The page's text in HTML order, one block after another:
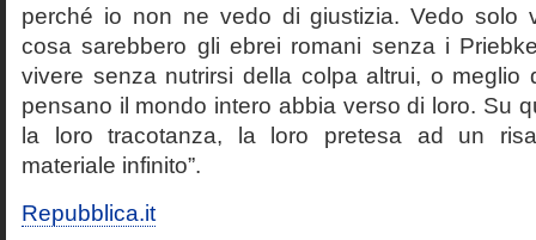
perché io non ne vedo di giustizia. Vedo solo
cosa sarebbero gli ebrei romani senza i
vivere senza nutrirsi della colpa altrui, o meglio
pensano il mondo intero abbia verso di loro. Su
la loro tracotanza, la loro pretesa ad un
materiale infinito”.
Repubblica.it